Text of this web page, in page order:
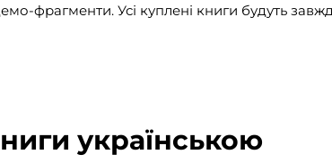
фрагменти. Усі куплені книги будуть
українською